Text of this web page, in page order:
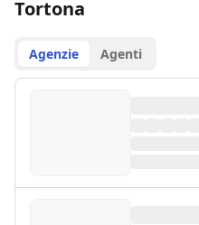
Tortona
Agenzie Agenti